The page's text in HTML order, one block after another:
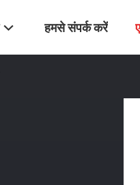
हमसे संपर्क करें